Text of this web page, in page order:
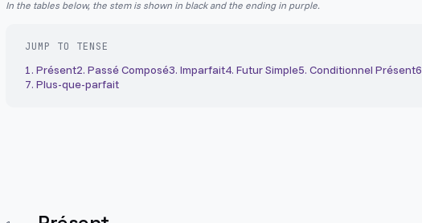
In the tables below, the stem is shown in black and the ending in purple.
JUMP TO TENSE
1. Présent2. Passé Composé3. Imparfait4. Futur Simple5. Conditionnel Présent6
7. Plus-que-parfait